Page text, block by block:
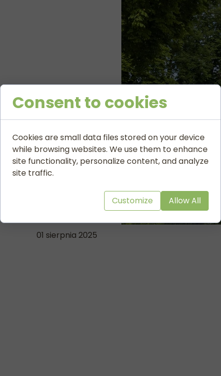
01 sierpnia 2025
Hrubieszów cerkiew Zaśnięcia Najświętszej
Cerkiew w Hrubieszowie jest jednym z
jest siedzibą parafii prawosławnej, należącej do
Jest to monumentalna budowla z trzynastoma
napisanymi przez mistrzów z Jarosławia i Lwowa.
powrót do cerkwie
Consent to cookies
Cookies are small data files stored on your device
while browsing websites. We use them to enhance
site functionality, personalize content, and analyze
site traffic.
Customize Allow All